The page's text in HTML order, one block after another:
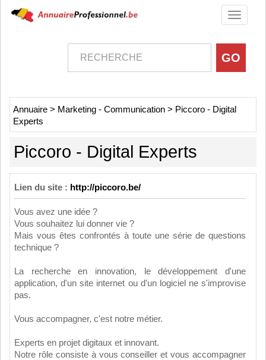
Toggle
Annuaire > Marketing - Communication > Piccoro - Digital
Experts
Piccoro - Digital Experts
Lien du site : http://piccoro.be/
Vous avez une idée ?
Vous souhaitez lui donner vie ?
Mais vous êtes confrontés à toute une série de questions
technique ?
La recherche en innovation, le développement d'une
application, d'un site internet ou d'un logiciel ne s'improvise
pas.
Vous accompagner, c'est notre métier.
Experts en projet digitaux et innovant.
Notre rôle consiste à vous conseiller et vous accompagner